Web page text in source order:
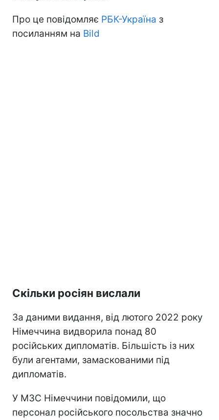
Про це повідомляє РБК-Україна з
посиланням на Bild
Скільки росіян вислали
За даними видання, від лютого 2022 року
Німеччина видворила понад 80
російських дипломатів. Більшість із них
були агентами, замаскованими під
дипломатів.
У МЗС Німеччини повідомили, що
персонал російського посольства значно